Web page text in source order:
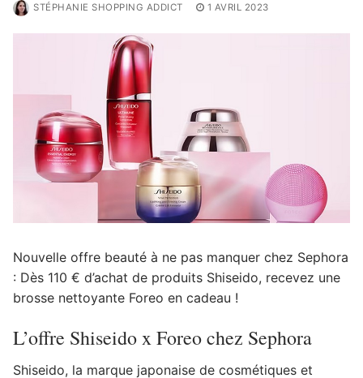
STÉPHANIE SHOPPING ADDICT 1 AVRIL 2023
Nouvelle offre beauté à ne pas manquer chez Sephora
: Dès 110 € d’achat de produits Shiseido, recevez une
brosse nettoyante Foreo en cadeau !
L’offre Shiseido x Foreo chez Sephora
Shiseido, la marque japonaise de cosmétiques et